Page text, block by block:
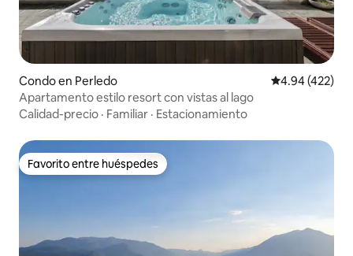
Condo en Perledo Calificación
4.94 (422)
Apartamento estilo resort con vistas al lago
Calidad-precio · Familiar · Estacionamiento
Favorito entre huéspedes
Favorito entre huéspedes